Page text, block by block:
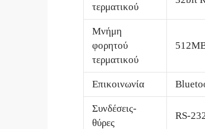
τερματικού
Μνήμη
φορητού
τερματικού
Επικοινωνία
Συνδέσεις-
θύρες
RS-